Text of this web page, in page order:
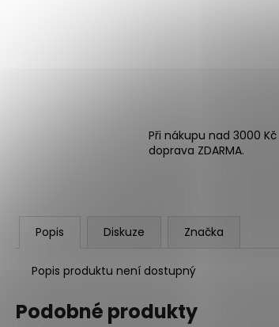
Při nákupu nad 3000 Kč
doprava ZDARMA.
Popis Diskuze Značka
Popis produktu není dostupný
Podobné produkty